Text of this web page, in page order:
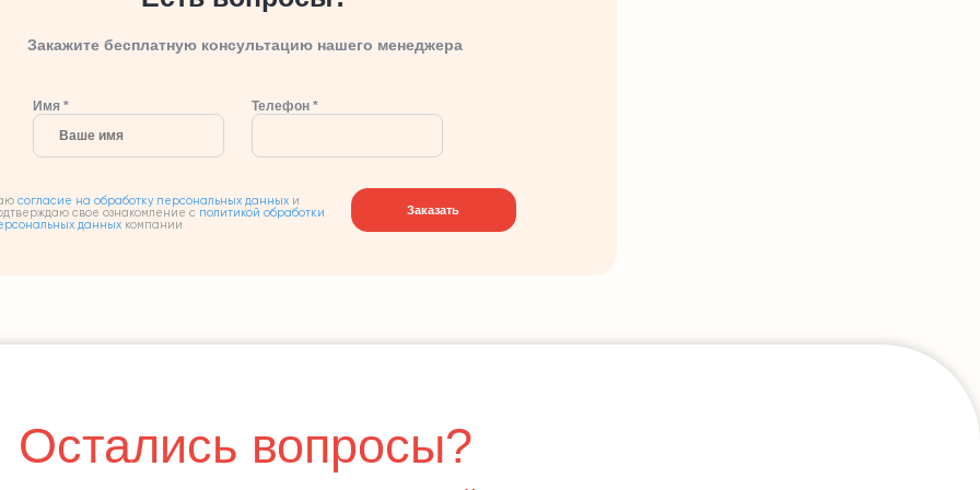
Закажите бесплатную консультацию нашего менеджера
Имя * Телефон *
согласие на обработку персональных данных и
свое ознакомление с политикой обработки
данных компании
Заказать
Остались вопросы?